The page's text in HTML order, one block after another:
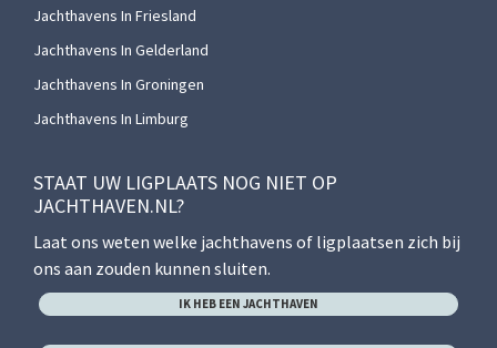
Jachthavens In Friesland
Jachthavens In Gelderland
Jachthavens In Groningen
Jachthavens In Limburg
STAAT UW LIGPLAATS NOG NIET OP
JACHTHAVEN.NL?
Laat ons weten welke jachthavens of ligplaatsen zich bij
ons aan zouden kunnen sluiten.
IK HEB EEN JACHTHAVEN